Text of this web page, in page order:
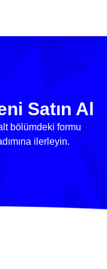
Satın Al
bölümdeki formu
ilerleyin.